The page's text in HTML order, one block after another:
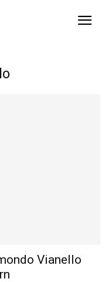
Vianello